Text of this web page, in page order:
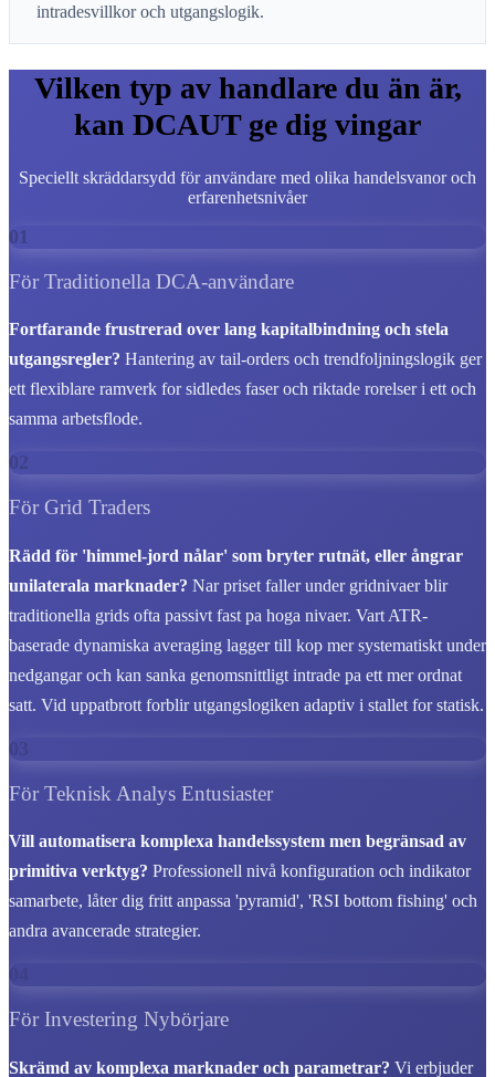
intradesvillkor och utgangslogik.
Vilken typ av handlare du än är,
kan DCAUT ge dig vingar
Speciellt skräddarsydd för användare med olika handelsvanor och
erfarenhetsnivåer
01
För Traditionella DCA-användare
Fortfarande frustrerad over lang kapitalbindning och stela
utgangsregler? Hantering av tail-orders och trendfoljningslogik ger
ett flexiblare ramverk for sidledes faser och riktade rorelser i ett och
samma arbetsflode.
02
För Grid Traders
Rädd för 'himmel-jord nålar' som bryter rutnät, eller ångrar
unilaterala marknader? Nar priset faller under gridnivaer blir
traditionella grids ofta passivt fast pa hoga nivaer. Vart ATR-
baserade dynamiska averaging lagger till kop mer systematiskt under
nedgangar och kan sanka genomsnittligt intrade pa ett mer ordnat
satt. Vid uppatbrott forblir utgangslogiken adaptiv i stallet for statisk.
03
För Teknisk Analys Entusiaster
Vill automatisera komplexa handelssystem men begränsad av
primitiva verktyg? Professionell nivå konfiguration och indikator
samarbete, låter dig fritt anpassa 'pyramid', 'RSI bottom fishing' och
andra avancerade strategier.
För Investering Nybörjare
Skrämd av komplexa marknader och parametrar? Vi erbjuder